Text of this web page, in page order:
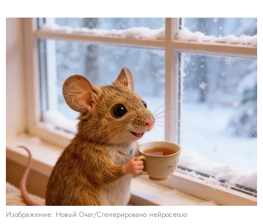
Изображение: Новый Очаг/Сгенерировано нейросетью